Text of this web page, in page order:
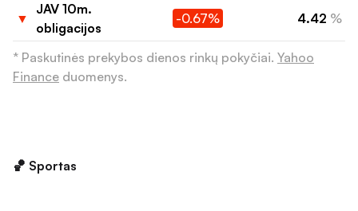
▼
JAV 10m.
obligacijos
-0.67% 4.42 %
* Paskutinės prekybos dienos rinkų pokyčiai. Yahoo
Finance duomenys.
🏀 Sportas